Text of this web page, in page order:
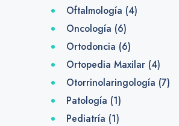
Oftalmología (4)
Oncología (6)
Ortodoncia (6)
Ortopedia Maxilar(4)
Otorrinolaringología (7)
Patología (1)
Pediatría (1)